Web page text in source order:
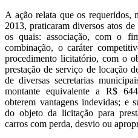
A ação relata que os
2013, praticaram diversos atos
os quais: associação, com o
combinação, o caráter
procedimento licitatório, com o
prestação de serviço de locação
de diversas secretarias
montante equivalente a R$
obterem vantagens indevidas; e
do objeto da licitação para
carros com perda, desvio ou